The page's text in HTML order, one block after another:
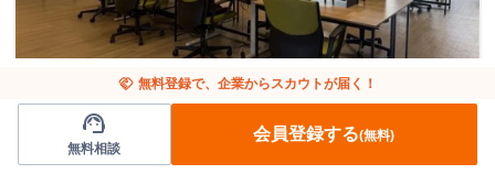
コンサルタント
【経営層直下/大手企業DX変革/時給1,500円～】
次世代・急成長スタートアップでIT・DXコンサ
handshake 無料登録で、企業からスカウトが届く！
support_agent
無料相談
会員登録する(無料)